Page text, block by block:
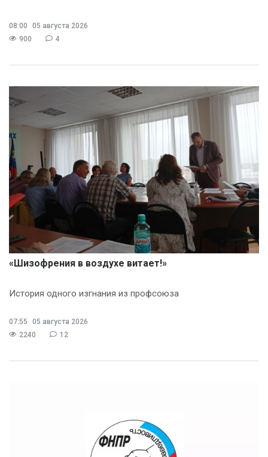
08:00
05 августа 2026
900
4
«Шизофрения в воздухе витает!»
История одного изгнания из профсоюза
07:55
05 августа 2026
2240
12